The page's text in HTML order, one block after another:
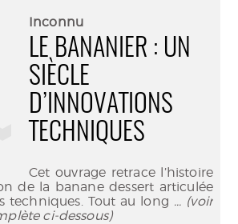
Inconnu
LE BANANIER : UN
SIÈCLE
D’INNOVATIONS
TECHNIQUES
Cet ouvrage retrace l’histoire
de la banane dessert articulée
techniques. Tout au long ... (voir
ci-dessous)